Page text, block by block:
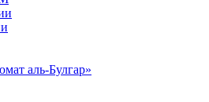
аль-Булгар»